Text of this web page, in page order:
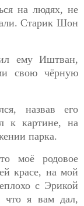
на людях, не
Старик Шон
ему Иштван,
свою чёрную
назвав его
к картине, на
парка.
моё родовое
красе, на мой
с Эрикой
что я вам дал,